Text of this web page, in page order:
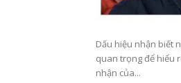
Dấu hiệu nhận biết
quan trọng để hiểu
nhận của...